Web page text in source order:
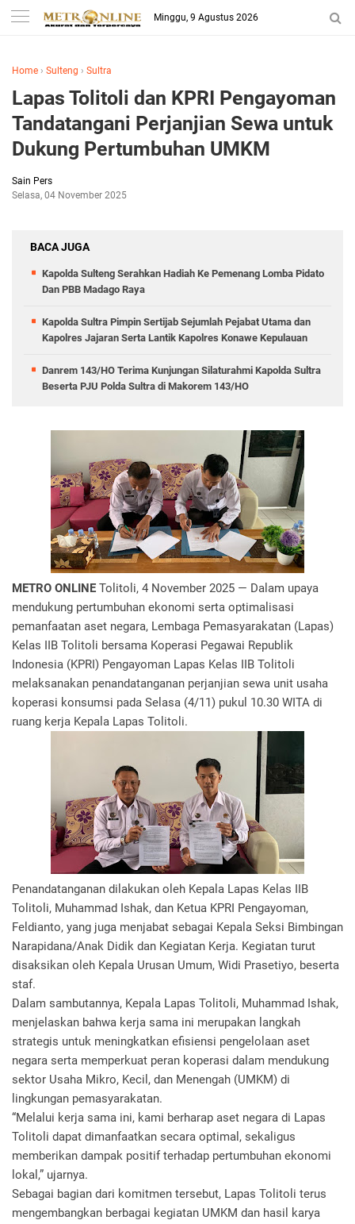
Minggu, 9 Agustus 2026
Home › Sulteng › Sultra
Lapas Tolitoli dan KPRI Pengayoman
Tandatangani Perjanjian Sewa untuk
Dukung Pertumbuhan UMKM
Sain Pers
Selasa, 04 November 2025
BACA JUGA
Kapolda Sulteng Serahkan Hadiah Ke Pemenang Lomba Pidato
Dan PBB Madago Raya
Kapolda Sultra Pimpin Sertijab Sejumlah Pejabat Utama dan
Kapolres Jajaran Serta Lantik Kapolres Konawe Kepulauan
Danrem 143/HO Terima Kunjungan Silaturahmi Kapolda Sultra
Beserta PJU Polda Sultra di Makorem 143/HO
METRO ONLINE Tolitoli, 4 November 2025 — Dalam upaya
mendukung pertumbuhan ekonomi serta optimalisasi
pemanfaatan aset negara, Lembaga Pemasyarakatan (Lapas)
Kelas IIB Tolitoli bersama Koperasi Pegawai Republik
Indonesia (KPRI) Pengayoman Lapas Kelas IIB Tolitoli
melaksanakan penandatanganan perjanjian sewa unit usaha
koperasi konsumsi pada Selasa (4/11) pukul 10.30 WITA di
ruang kerja Kepala Lapas Tolitoli.
Penandatanganan dilakukan oleh Kepala Lapas Kelas IIB
Tolitoli, Muhammad Ishak, dan Ketua KPRI Pengayoman,
Feldianto, yang juga menjabat sebagai Kepala Seksi Bimbingan
Narapidana/Anak Didik dan Kegiatan Kerja. Kegiatan turut
disaksikan oleh Kepala Urusan Umum, Widi Prasetiyo, beserta
staf.
Dalam sambutannya, Kepala Lapas Tolitoli, Muhammad Ishak,
menjelaskan bahwa kerja sama ini merupakan langkah
strategis untuk meningkatkan efisiensi pengelolaan aset
negara serta memperkuat peran koperasi dalam mendukung
sektor Usaha Mikro, Kecil, dan Menengah (UMKM) di
lingkungan pemasyarakatan.
“Melalui kerja sama ini, kami berharap aset negara di Lapas
Tolitoli dapat dimanfaatkan secara optimal, sekaligus
memberikan dampak positif terhadap pertumbuhan ekonomi
lokal,” ujarnya.
Sebagai bagian dari komitmen tersebut, Lapas Tolitoli terus
mengembangkan berbagai kegiatan UMKM dan hasil karya